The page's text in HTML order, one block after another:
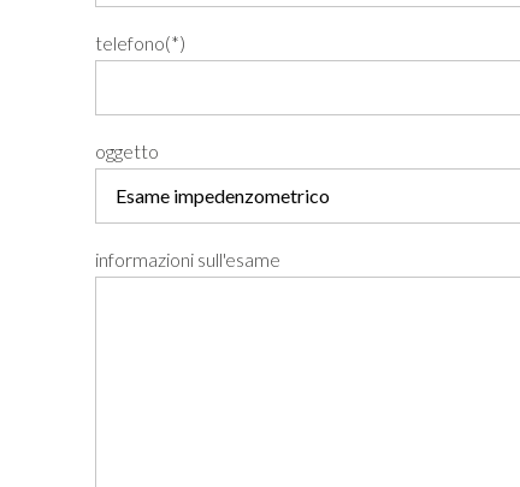
telefono(*)
oggetto
informazioni sull'esame